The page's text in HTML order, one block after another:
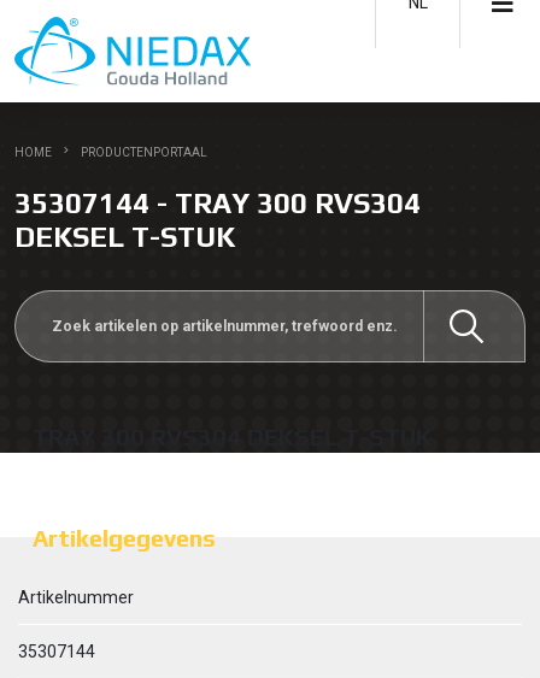
HOME PRODUCTENPORTAAL
35307144 - TRAY 300 RVS304
DEKSEL T-STUK
Artikelgegevens
Artikelnummer
35307144